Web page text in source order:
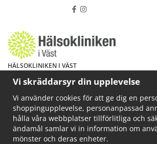
HÄLSOKLINIKEN I VÄST
Har du hälsoproblem? Fråga mig!
Välkommen att maila mig på
info@ahkliniken.se eller ring 070-622 85 65
Läs gärna mer på www.ahkliniken.se
Vi skräddarsyr din upplevelse
Vi använder cookies för att ge dig en
shoppingupplevelse, personanpassad
hålla våra webbplatser tillförlitliga och
ändamål samlar vi in information om
mönster och deras enheter.